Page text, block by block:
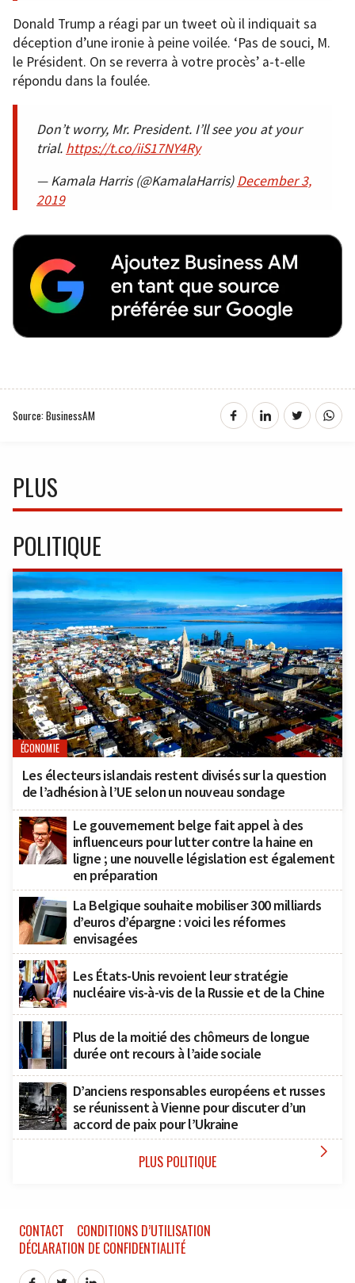
Donald Trump a réagi par un tweet où il indiquait sa
déception d’une ironie à peine voilée. ‘Pas de souci, M.
le Président. On se reverra à votre procès’ a-t-elle
répondu dans la foulée.
Don’t worry, Mr. President. I’ll see you at your
trial. https://t.co/iiS17NY4Ry
— Kamala Harris (@KamalaHarris)December 3,
2019
Source: BusinessAM
PLUS
POLITIQUE
ÉCONOMIE
Les électeurs islandais restent divisés sur la question
de l’adhésion à l’UE selon un nouveau sondage
Le gouvernement belge fait appel à des
influenceurs pour lutter contre la haine en
ligne ; une nouvelle législation est également
en préparation
La Belgique souhaite mobiliser 300 milliards
d’euros d’épargne : voici les réformes
envisagées
Les États-Unis revoient leur stratégie
nucléaire vis-à-vis de la Russie et de la Chine
Plus de la moitié des chômeurs de longue
durée ont recours à l’aide sociale
D’anciens responsables européens et russes
se réunissent à Vienne pour discuter d’un
accord de paix pour l’Ukraine
PLUS POLITIQUE 
CONTACT
CONDITIONS D’UTILISATION
DÉCLARATION DE CONFIDENTIALITÉ